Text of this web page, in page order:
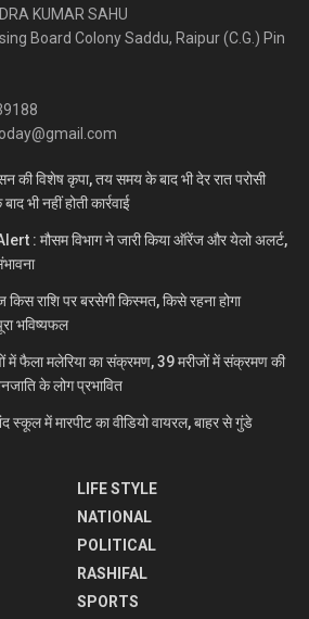
KUMAR SAHU
Board Colony Saddu, Raipur (C.G.) Pin
की विशेष कृपा, तय समय के बाद भी देर रात परोसी
भी नहीं होती कार्रवाई
: मौसम विभाग ने जारी किया ऑरेंज और येलो अलर्ट,
राशि पर बरसेगी किस्मत, किसे रहना होगा
भविष्यफल
में फैला मलेरिया का संक्रमण, 39 मरीजों में संक्रमण की
के लोग प्रभावित
में मारपीट का वीडियो वायरल, बाहर से गुंडे
LIFE STYLE
NATIONAL
POLITICAL
RASHIFAL
SPORTS